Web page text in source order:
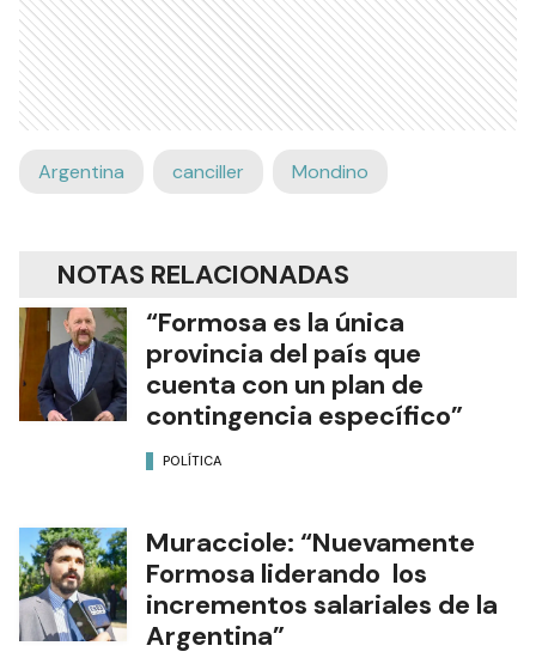
Argentina canciller Mondino
NOTAS RELACIONADAS
“Formosa es la única
provincia del país que
cuenta con un plan de
contingencia específico”
POLÍTICA
Muracciole: “Nuevamente
Formosa liderando los
incrementos salariales de la
Argentina”